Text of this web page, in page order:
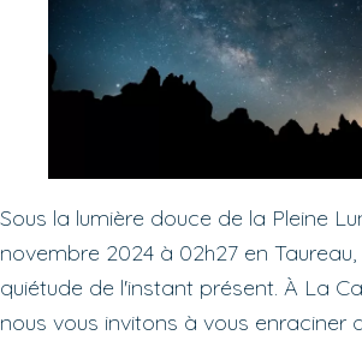
Sous la lumière douce de la Pleine
novembre 2024 à 02h27 en
quiétude de l'instant présent. À La
nous vous invitons à vous enraciner